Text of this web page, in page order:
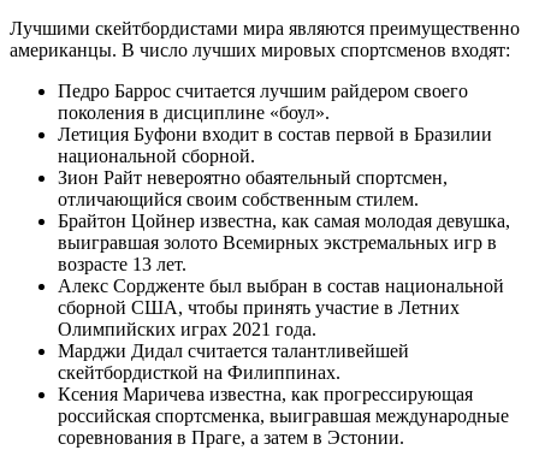
Лучшими скейтбордистами мира являются преимущественно
американцы. В число лучших мировых спортсменов входят:
Педро Баррос считается лучшим райдером своего
поколения в дисциплине «боул».
Летиция Буфони входит в состав первой в Бразилии
национальной сборной.
Зион Райт невероятно обаятельный спортсмен,
отличающийся своим собственным стилем.
Брайтон Цойнер известна, как самая молодая девушка,
выигравшая золото Всемирных экстремальных игр в
возрасте 13 лет.
Алекс Сордженте был выбран в состав национальной
сборной США, чтобы принять участие в Летних
Олимпийских играх 2021 года.
Марджи Дидал считается талантливейшей
скейтбордисткой на Филиппинах.
Ксения Маричева известна, как прогрессирующая
российская спортсменка, выигравшая международные
соревнования в Праге, а затем в Эстонии.